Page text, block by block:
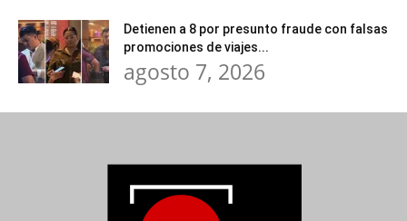
Detienen a 8 por presunto fraude con falsas
promociones de viajes...
agosto 7, 2026